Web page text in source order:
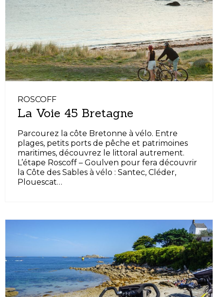
ROSCOFF
La Voie 45 Bretagne
Parcourez la côte Bretonne à vélo. Entre
plages, petits ports de pêche et patrimoines
maritimes, découvrez le littoral autrement.
L’étape Roscoff – Goulven pour fera découvrir
la Côte des Sables à vélo : Santec, Cléder,
Plouescat…